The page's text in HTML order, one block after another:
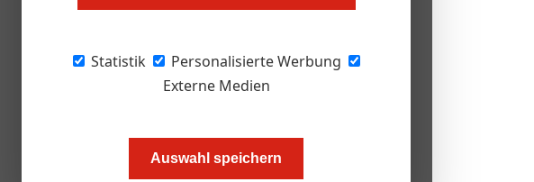
Statistik
Personalisierte Werbung
Externe Medien
Auswahl speichern